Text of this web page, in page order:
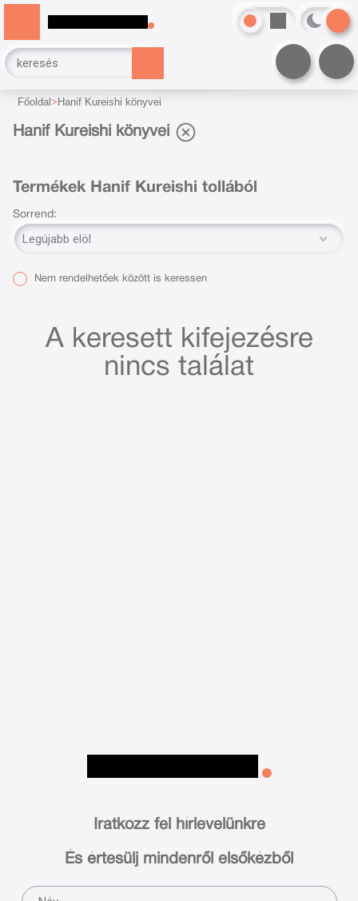
Főoldal Hanif Kureishi könyvei
Hanif Kureishi könyvei
Termékek Hanif Kureishi tollából
Sorrend:
Nem rendelhetőek között is keressen
A keresett kifejezésre
nincs találat
Iratkozz fel hírlevelünkre
És értesülj mindenről elsőkézből